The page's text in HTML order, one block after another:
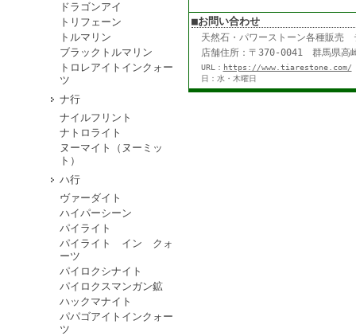
ドラゴンアイ
トリフェーン
トルマリン
ブラックトルマリン
トロレアイトインクォー
ツ
ナ行
ナイルフリント
ナトロライト
ヌーマイト（ヌーミッ
ト）
ハ行
ヴァーダイト
ハイパーシーン
パイライト
パイライト イン クォ
ーツ
パイロクシナイト
パイロクスマンガン鉱
ハックマナイト
パパゴアイトインクォー
ツ
■お問い合わせ
天然石・パワーストーン各種販
店舗住所：〒370-0041 群馬
URL： https://www.tiarestone.com/
日：水・木曜日